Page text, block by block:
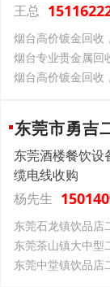
王总
烟台高价镀金回收
烟台专业贵金属回
烟台高价镀金回收
东莞市勇吉
东莞酒楼餐饮设
缆电线收购
杨先生
东莞石龙镇饮品店
东莞茶山镇大中型
东莞中堂镇饮品店